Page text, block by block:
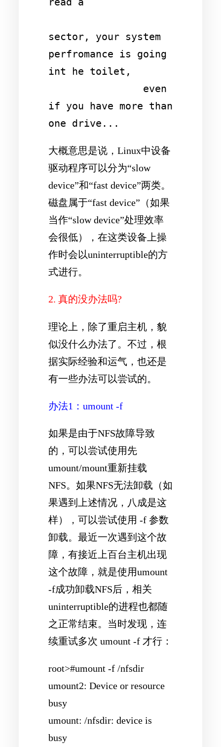
sector, your system
perfromance is going
int he toilet,
if you have more than
one drive...
大概意思是说，Linux中设备
驱动程序可以分为“slow
device”和“fast device”两类。
磁盘属于“fast device”（如果
当作“slow device”处理效率
会很低），在这类设备上操
作时会以uninterruptible的方
式进行。
2. 真的没办法吗?
理论上，除了重启主机，貌
似没什么办法了。不过，根
据实际经验和运气，也还是
有一些办法可以尝试的。
办法1：umount -f
如果是由于NFS故障导致
的，可以尝试使用先
umount/mount重新挂载
NFS。如果NFS无法卸载（如
果遇到上述情况，八成是这
样），可以尝试使用 -f 参数
卸载。最近一次遇到这个故
障，有接近上百台主机出现
这个故障，就是使用umount
-f成功卸载NFS后，相关
uninterruptible的进程也都随
之正常结束。当时发现，连
续重试多次 umount -f 才行：
root>#umount -f /nfsdir
umount2: Device or resource
busy
umount: /nfsdir: device is
busy